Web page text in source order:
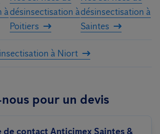
àdésinsectisation à
Poitiers
désinsectisation à
Saintes
à Niort
pour un devis
de contact Anticimex Saintes &